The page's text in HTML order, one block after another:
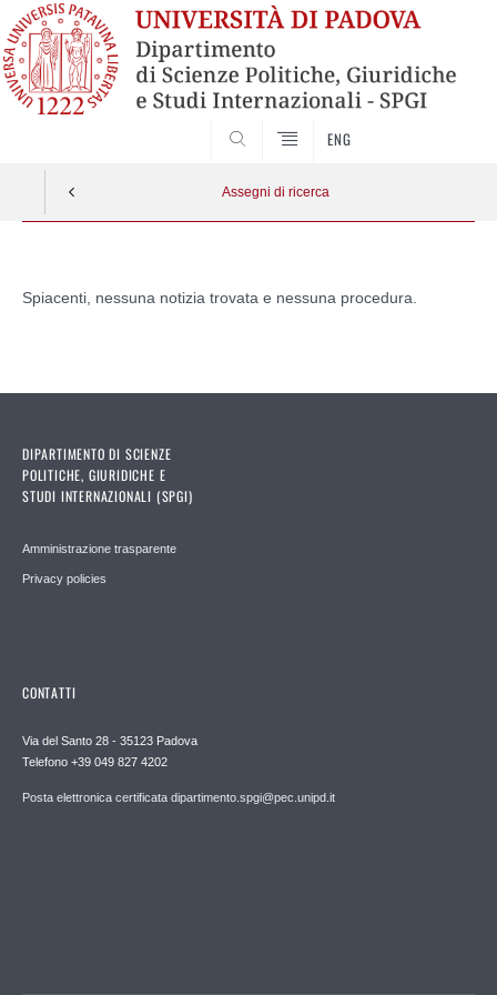
ENG
Assegni di ricerca
contenuto
Spiacenti, nessuna notizia trovata e nessuna procedura.
DIPARTIMENTO DI SCIENZE
POLITICHE, GIURIDICHE E
STUDI INTERNAZIONALI (SPGI)
Amministrazione trasparente
Privacy policies
CONTATTI
Via del Santo 28 - 35123 Padova
Telefono +39 049 827 4202
Posta elettronica certificata dipartimento.spgi@pec.unipd.it